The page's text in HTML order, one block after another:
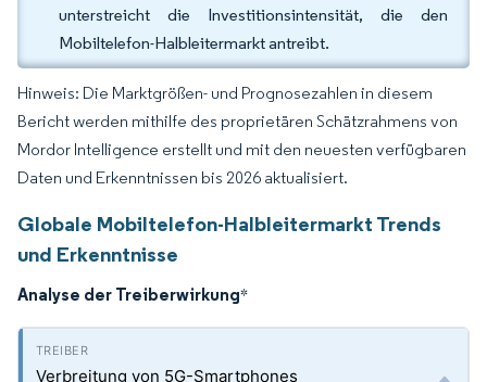
unterstreicht die Investitionsintensität, die den
Mobiltelefon-Halbleitermarkt antreibt.
Hinweis: Die Marktgrößen- und Prognosezahlen in diesem
Bericht werden mithilfe des proprietären Schätzrahmens von
Mordor Intelligence erstellt und mit den neuesten verfügbaren
Daten und Erkenntnissen bis 2026 aktualisiert.
Globale Mobiltelefon-Halbleitermarkt Trends
und Erkenntnisse
Analyse der Treiberwirkung*
Verbreitung von 5G-Smartphones